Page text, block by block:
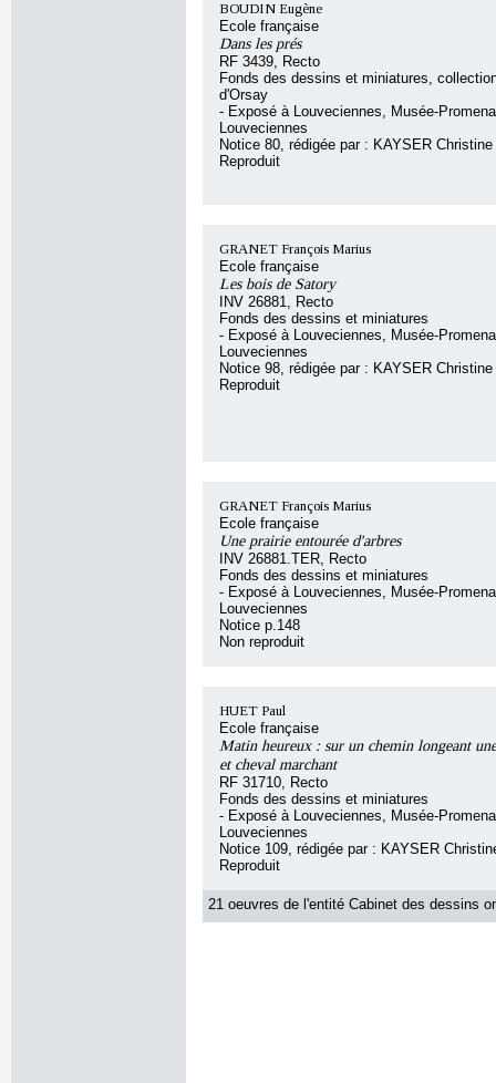
BOUDIN Eugène
Ecole française
Dans les prés
RF 3439, Recto
Fonds des dessins et miniatures,
d'Orsay
- Exposé à Louveciennes, Musée-
Louveciennes
Notice 80, rédigée par : KAYSER Christine
Reproduit
GRANET François Marius
Ecole française
Les bois de Satory
INV 26881, Recto
Fonds des dessins et miniatures
- Exposé à Louveciennes, Musée-
Louveciennes
Notice 98, rédigée par : KAYSER Christine
Reproduit
GRANET François Marius
Ecole française
Une prairie entourée d'arbres
INV 26881.TER, Recto
Fonds des dessins et miniatures
- Exposé à Louveciennes, Musée-
Louveciennes
Notice p.148
Non reproduit
HUET Paul
Ecole française
Matin heureux : sur un chemin longeant
et cheval marchant
RF 31710, Recto
Fonds des dessins et miniatures
- Exposé à Louveciennes, Musée-
Louveciennes
Notice 109, rédigée par : KAYSER
Reproduit
21 oeuvres de l'entité Cabinet des dessins